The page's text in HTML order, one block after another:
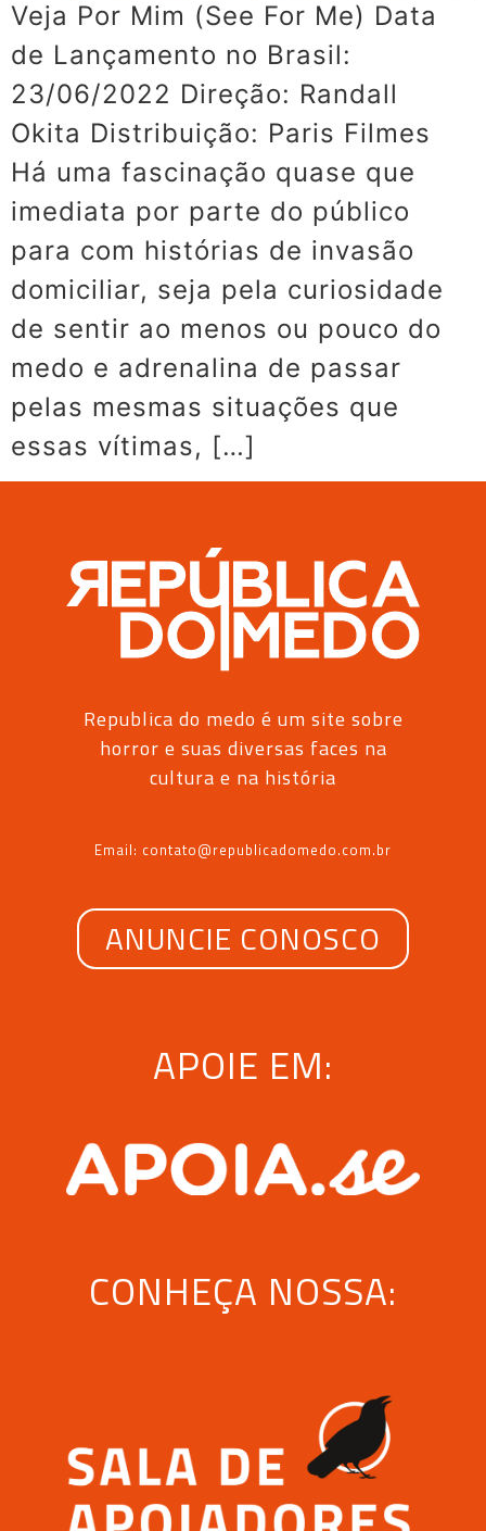
Veja Por Mim (See For Me) Data
de Lançamento no Brasil:
23/06/2022 Direção: Randall
Okita Distribuição: Paris Filmes
Há uma fascinação quase que
imediata por parte do público
para com histórias de invasão
domiciliar, seja pela curiosidade
de sentir ao menos ou pouco do
medo e adrenalina de passar
pelas mesmas situações que
essas vítimas, […]
Republica do medo é um site sobre
horror e suas diversas faces na
cultura e na história
Email: contato@republicadomedo.com.br
ANUNCIE CONOSCO
APOIE EM:
CONHEÇA NOSSA: